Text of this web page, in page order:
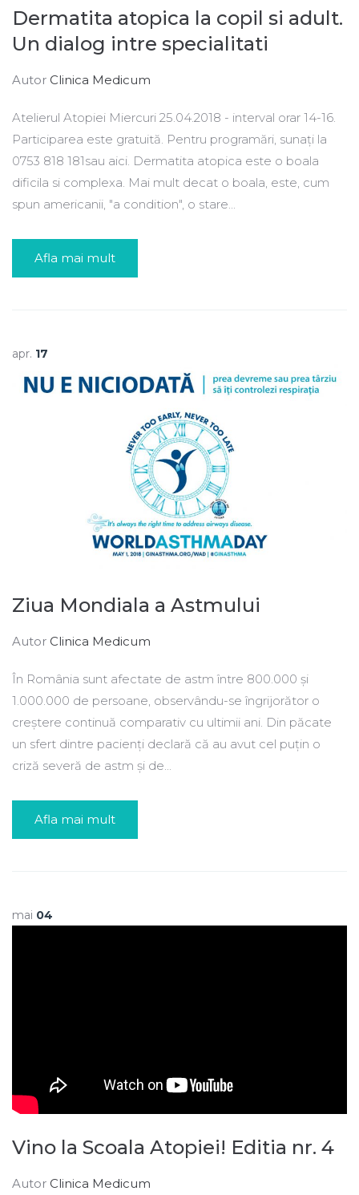
Dermatita atopica la copil si adult.
Un dialog intre specialitati
Autor Clinica Medicum
Atelierul Atopiei Miercuri 25.04.2018 - interval orar 14-16.
Participarea este gratuită. Pentru programări, sunați la
0753 818 181sau aici. Dermatita atopica este o boala
dificila si complexa. Mai mult decat o boala, este, cum
spun americanii, "a condition", o stare...
Afla mai mult
apr. 17
Ziua Mondiala a Astmului
Autor Clinica Medicum
În România sunt afectate de astm între 800.000 și
1.000.000 de persoane, observându-se îngrijorător o
creștere continuă comparativ cu ultimii ani. Din păcate
un sfert dintre pacienți declară că au avut cel puțin o
criză severă de astm și de...
Afla mai mult
mai 04
Vino la Scoala Atopiei! Editia nr. 4
Autor Clinica Medicum